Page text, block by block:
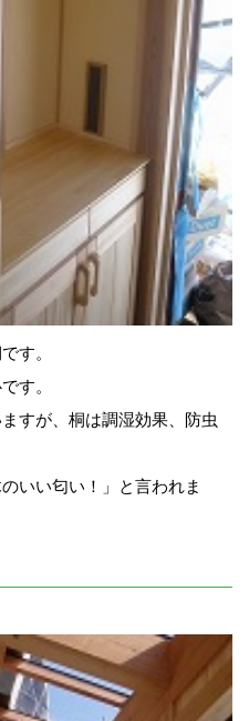
す。
す。
すが、桐は調湿効果、防虫
いい匂い！」と言われま